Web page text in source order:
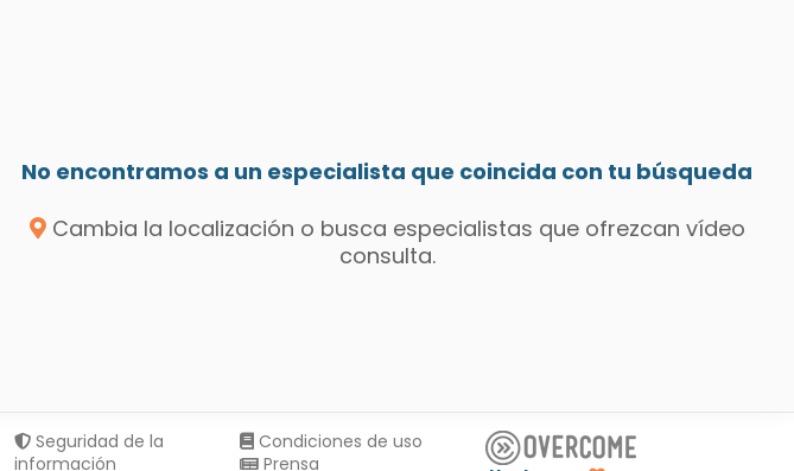
No encontramos a un especialista que coincida con tu búsqueda
Cambia la localización o busca especialistas que ofrezcan vídeo
consulta.
Seguridad de la
información
Condiciones de uso
Prensa